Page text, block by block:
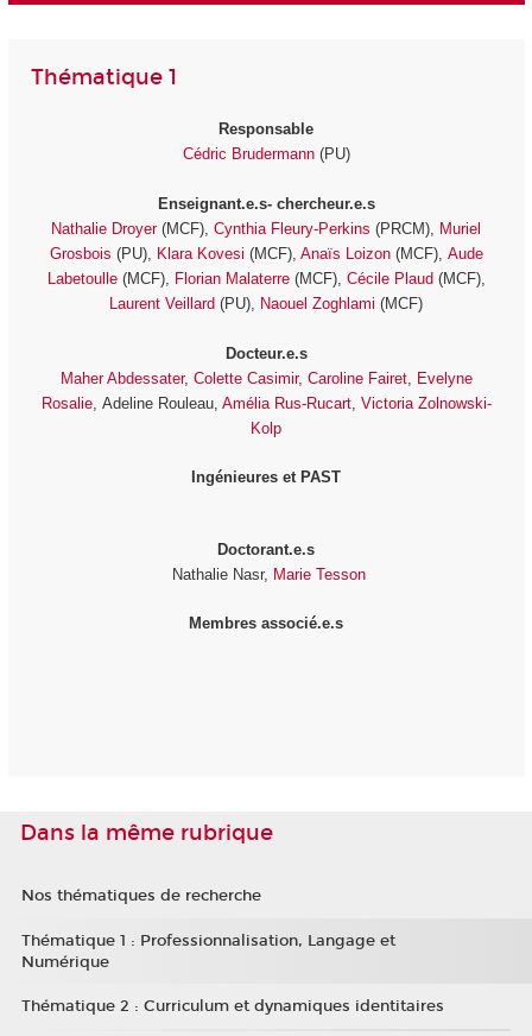
Thématique 1
Responsable
Cédric Brudermann(PU)
Enseignant.e.s- chercheur.e.s
Nathalie Droyer(MCF), Cynthia Fleury-Perkins (PRCM), Muriel
Grosbois (PU), Klara Kovesi (MCF), Anaïs Loizon(MCF), Aude
Labetoulle(MCF), Florian Malaterre(MCF), Cécile Plaud (MCF),
Laurent Veillard (PU), Naouel Zoghlami (MCF)
Docteur.e.s
Maher Abdessater, Colette Casimir, Caroline Fairet, Evelyne
Rosalie, Adeline Rouleau, Amélia Rus-Rucart, Victoria Zolnowski-
Kolp
Ingénieures et PAST
Doctorant.e.s
Nathalie Nasr, Marie Tesson
Membres associé.e.s
Dans la même rubrique
Nos thématiques de recherche
Thématique 1 : Professionnalisation, Langage et
Numérique
Thématique 2 : Curriculum et dynamiques identitaires